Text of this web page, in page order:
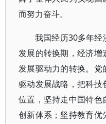
而努力奋斗。
我国经历30多年
发展的转换期，经济
发展驱动力的转换。
驱动发展战略，把科
位置，坚持走中国特色
创新体系；坚持教育优